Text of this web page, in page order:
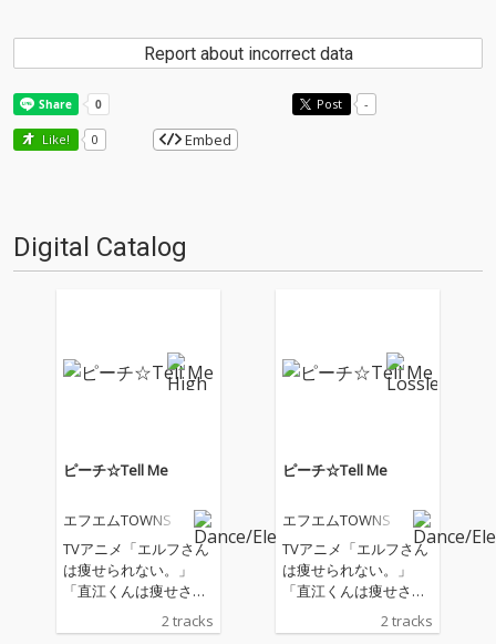
Report about incorrect data
Post -
Like! 0 Embed
Digital Catalog
ピーチ☆Tell Me
エフエムTOWNS
TVアニメ「エルフさん
は痩せられない。」
「直江くんは痩せさせ
たい。」の OP曲にも
携わるDÉ DÉ MOUSEと
2 tracks
ピーチ☆Tell Me
エフエムTOWNS
TVアニメ「エルフさん
は痩せられない。」
「直江くんは痩せさせ
たい。」の OP曲にも
携わるDÉ DÉ MOUSEと
2 tracks